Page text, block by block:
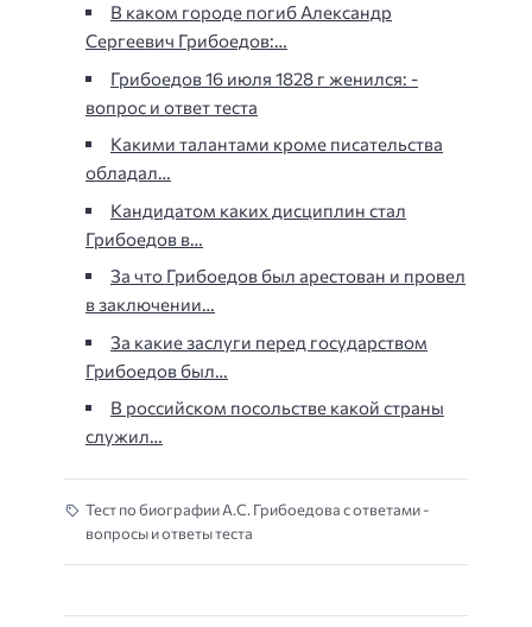
В каком городе погиб Александр
Сергеевич Грибоедов:…
Грибоедов 16 июля 1828 г женился: -
вопрос и ответ теста
Какими талантами кроме писательства
обладал…
Кандидатом каких дисциплин стал
Грибоедов в…
За что Грибоедов был арестован и провел
в заключении…
За какие заслуги перед государством
Грибоедов был…
В российском посольстве какой страны
служил…
Тест по биографии А.С. Грибоедова с ответами -
вопросы и ответы теста